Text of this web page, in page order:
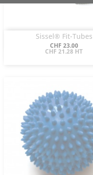
Sissel® Fit-Tubes
Prix
CHF 23.00
CHF 21.28 HT
Aperçu rapide